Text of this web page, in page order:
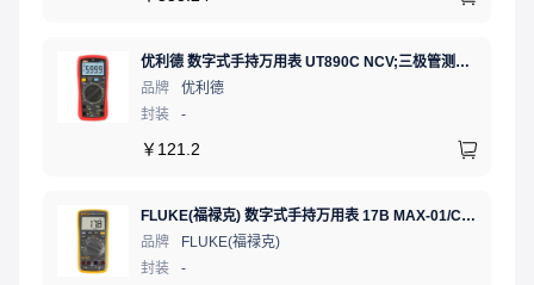
优利德 数字式手持万用表 UT890C NCV;三极管测试;二极管测试;火线辨别;真有效值;通断测试
品牌
优利德
封装
-
￥ 121.2
FLUKE(福禄克) 数字式手持万用表 17B MAX-01/CN 二极管测试;相对值;通断测试
品牌
FLUKE(福禄克)
封装
-